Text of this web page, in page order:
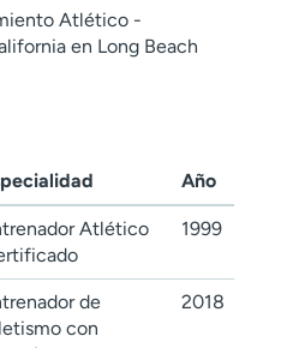
Atlético -
en Long Beach
Año
Atlético
1999
de
con
2018